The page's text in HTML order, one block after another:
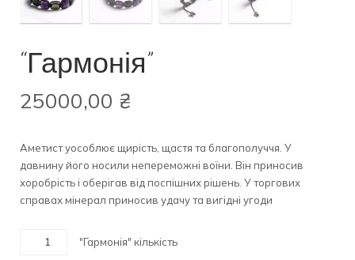
“Гармонія”
25000,00 ₴
Аметист уособлює щирість, щастя та благополуччя. У
давнину його носили непереможні воїни. Він приносив
хоробрість і оберігав від поспішних рішень. У торгових
справах мінерал приносив удачу та вигідні угоди
"Гармонія" кількість